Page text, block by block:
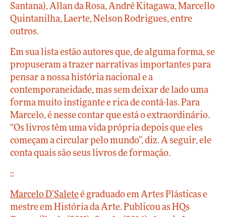
Santana), Allan da Rosa, André Kitagawa, Marcello
Quintanilha, Laerte, Nelson Rodrigues, entre
outros.
Em sua lista estão autores que, de alguma forma, se
propuseram a trazer narrativas importantes para
pensar a nossa história nacional e a
contemporaneidade, mas sem deixar de lado uma
forma muito instigante e rica de contá-las. Para
Marcelo, é nesse contar que está o extraordinário.
“Os livros têm uma vida própria depois que eles
começam a circular pelo mundo”, diz. A seguir, ele
conta quais são seus livros de formação.
::
Marcelo D’Saleteé graduado em Artes Plásticas e
mestre em História da Arte. Publicou as HQs